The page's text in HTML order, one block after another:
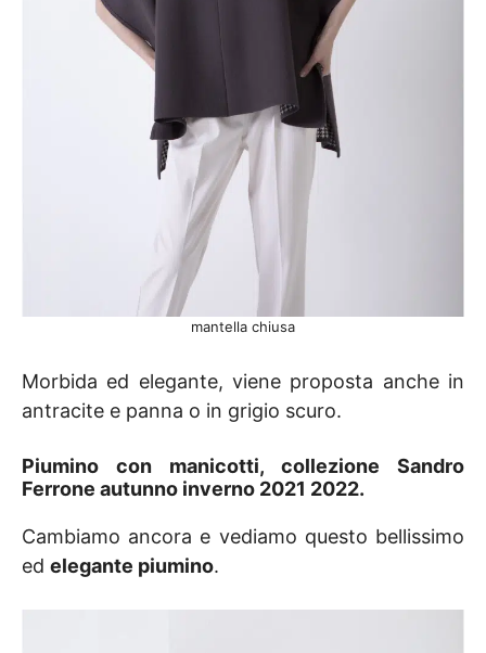
mantella chiusa
Morbida ed elegante, viene proposta anche in
antracite e panna o in grigio scuro.
Piumino con manicotti, collezione Sandro
Ferrone autunno inverno 2021 2022.
Cambiamo ancora e vediamo questo bellissimo
ed elegante piumino.